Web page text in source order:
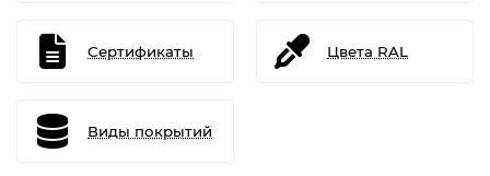
Сертификаты Цвета RAL
Виды покрытий